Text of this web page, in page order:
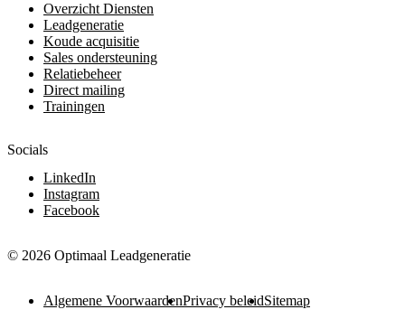
Overzicht Diensten
Leadgeneratie
Koude acquisitie
Sales ondersteuning
Relatiebeheer
Direct mailing
Trainingen
Socials
LinkedIn
Instagram
Facebook
© 2026 Optimaal Leadgeneratie
Algemene VoorwaardenPrivacy beleidSitemap